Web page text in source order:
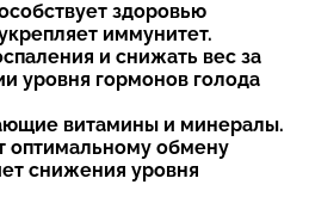
здоровью
иммунитет.
и снижать вес за
уровня гормонов голода
витамины и минералы.
оптимальному обмену
снижения уровня